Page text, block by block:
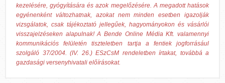
kezelésére, gyógyítására és azok megelőzésére. A megadott hatások
egyénenként változhatnak, azokat nem minden esetben igazolják
vizsgálatok, csak tájékoztató jellegűek, hagyományokon és vásárlói
visszajelzéseken alapulnak! A Bende Online Média Kft. valamennyi
kommunikációs felületén tiszteletben tartja a fentiek jogforrásául
szolgáló 37/2004. (IV. 26.) ESzCsM rendeletben írtakat, továbbá a
gazdasági versenyhivatali előírásokat.